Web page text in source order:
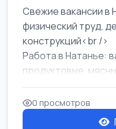
Свежие вакансии в
физический труд,
конструкций<br />
Работа в Натанье:
продуктовые,
Разнорабочий на
0 просмотров